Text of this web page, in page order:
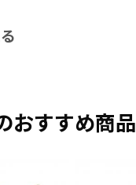
おすすめ商品